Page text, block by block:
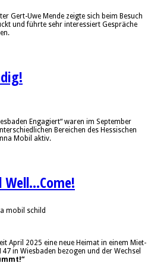
Gert-Uwe Mende zeigte sich beim Besuch
und führte sehr interessiert Gespräche
Engagiert“ waren im September
Bereichen des Hessischen
Mobil aktiv.
April 2025 eine neue Heimat in einem Miet-
in Wiesbaden bezogen und der Wechsel